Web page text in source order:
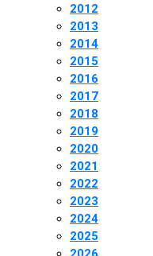
2012
2013
2014
2015
2016
2017
2018
2019
2020
2021
2022
2023
2024
2025